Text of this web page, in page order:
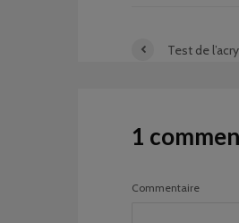
Test de
1
Commentaire